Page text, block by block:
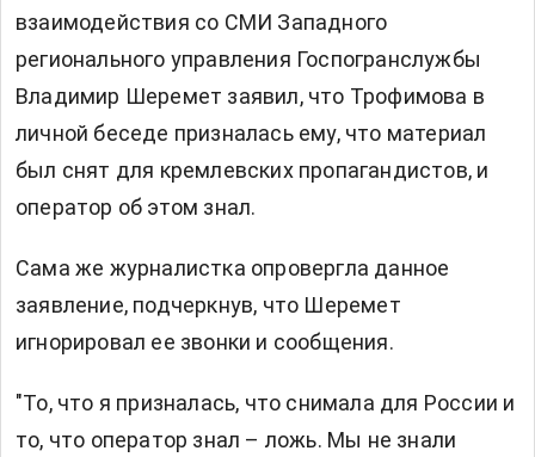
взаимодействия со СМИ Западного
регионального управления Госпогранслужбы
Владимир Шеремет заявил, что Трофимова в
личной беседе призналась ему, что материал
был снят для кремлевских пропагандистов, и
оператор об этом знал.
Сама же журналистка опровергла данное
заявление, подчеркнув, что Шеремет
игнорировал ее звонки и сообщения.
"То, что я призналась, что снимала для России и
то, что оператор знал – ложь. Мы не знали